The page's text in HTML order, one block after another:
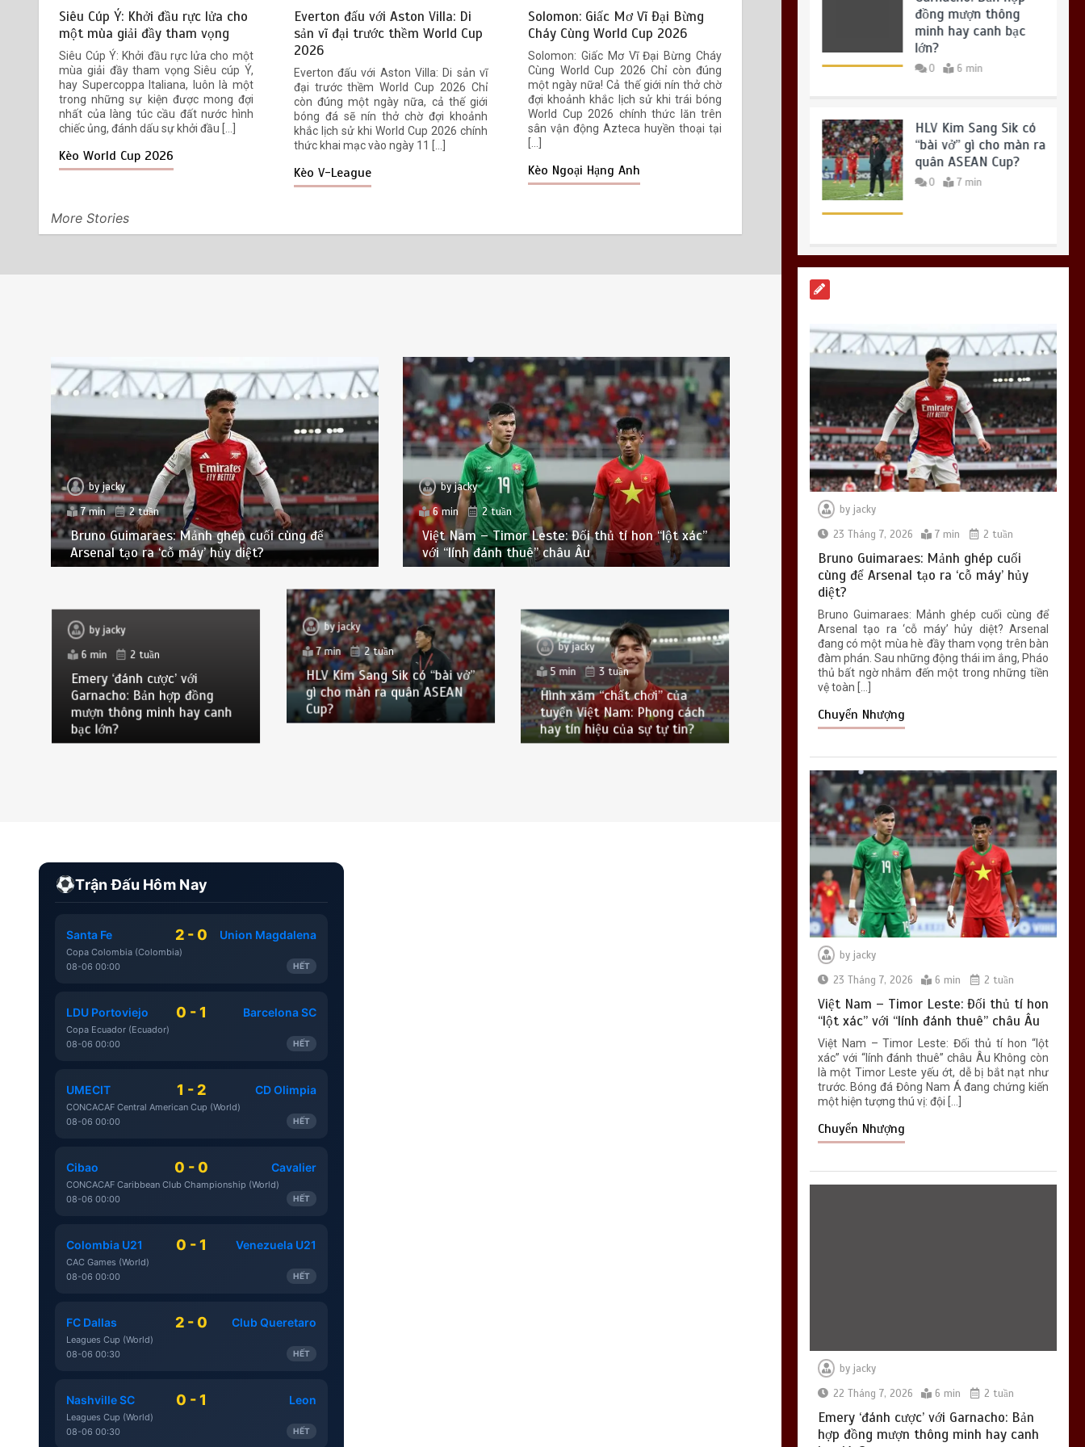
cho màn ra quân ASEAN Cup?
22 Tháng 7, 2026 7 min 2 tuần
5
Hình xăm “chất chơi” của tuyển
Việt Nam: Phong cách hay tín
hiệu của sự tự tin?
Việt Nam – Timor Leste: Đối thủ tí
hon “lột xác” với “lính đánh thuê”
Siêu Cúp Ý: Khởi đầu rực lửa cho
một mùa giải đầy tham vọng
Siêu Cúp Ý: Khởi đầu rực lửa cho một
mùa giải đầy tham vọng Siêu cúp Ý,
hay Supercoppa Italiana, luôn là một
trong những sự kiện được mong đợi
nhất của làng túc cầu đất nước hình
chiếc ủng, đánh dấu sự khởi đầu […]
Kèo World Cup 2026
Everton đấu với Aston Villa: Di
sản vĩ đại trước thềm World Cup
2026
Everton đấu với Aston Villa: Di sản vĩ
đại trước thềm World Cup 2026 Chỉ
còn đúng một ngày nữa, cả thế giới
bóng đá sẽ nín thở chờ đợi khoảnh
khắc lịch sử khi World Cup 2026 chính
thức khai mạc vào ngày 11 […]
Kèo V-League
Solomon: Giấc Mơ Vĩ Đại Bừng
Cháy Cùng World Cup 2026
Solomon: Giấc Mơ Vĩ Đại Bừng Cháy
Cùng World Cup 2026 Chỉ còn đúng
một ngày nữa! Cả thế giới nín thở chờ
đợi khoảnh khắc lịch sử khi trái bóng
World Cup 2026 chính thức lăn trên
sân vận động Azteca huyền thoại tại
[…]
Kèo Ngoại Hạng Anh
More Stories
byjacky
7 min
2 tuần
Bruno Guimaraes: Mảnh ghép cuối cùng để
Arsenal tạo ra ‘cỗ máy’ hủy diệt?
byjacky
6 min
2 tuần
Việt Nam – Timor Leste: Đối thủ tí hon “lột xác”
với “lính đánh thuê” châu Âu
by jacky
6 min
2 tuần
Emery ‘đánh cược’ với
Garnacho: Bản hợp đồng
mượn thông minh hay canh
bạc lớn?
byjacky
7 min
2 tuần
HLV Kim Sang Sik có “bài vở”
gì cho màn ra quân ASEAN
Cup?
byjacky
5 min
3 tuần
Hình xăm “chất chơi” của
tuyển Việt Nam: Phong cách
hay tín hiệu của sự tự tin?
Trận Đấu Hôm Nay
Santa Fe 2 - 0 Union Magdalena
Copa Colombia (Colombia)
08-06 00:00
HẾT
LDU Portoviejo 0 - 1 Barcelona SC
Copa Ecuador (Ecuador)
08-06 00:00
HẾT
UMECIT 1 - 2 CD Olimpia
CONCACAF Central American Cup (World)
08-06 00:00
HẾT
Cibao 0 - 0 Cavalier
CONCACAF Caribbean Club Championship (World)
08-06 00:00
HẾT
Colombia U21 0 - 1 Venezuela U21
CAC Games (World)
08-06 00:00
HẾT
FC Dallas 2 - 0 Club Queretaro
Leagues Cup (World)
08-06 00:30
HẾT
Nashville SC 0 - 1 Leon
Leagues Cup (World)
08-06 00:30
HẾT
đồng mượn thông
minh hay canh bạc
lớn?
0 6 min
HLV Kim Sang Sik có
“bài vở” gì cho màn ra
quân ASEAN Cup?
0 7 min
0 7 min
Việt Nam – Timor
Leste: Đối thủ tí hon
“lột xác” với “lính
đánh thuê” châu Âu
0 6 min
Emery ‘đánh cược’ với
Garnacho: Bản hợp
đồng mượn thông
minh hay canh bạc
lớn?
0 6 min
by jacky
23 Tháng 7, 2026
7 min 2 tuần
Bruno Guimaraes: Mảnh ghép cuối
cùng để Arsenal tạo ra ‘cỗ máy’ hủy
diệt?
Bruno Guimaraes: Mảnh ghép cuối cùng để
Arsenal tạo ra ‘cỗ máy’ hủy diệt? Arsenal
đang có một mùa hè đầy tham vọng trên bàn
đàm phán. Sau những động thái im ắng, Pháo
thủ bất ngờ nhắm đến một trong những tiền
vệ toàn […]
Chuyển Nhượng
by jacky
23 Tháng 7, 2026
6 min 2 tuần
Việt Nam – Timor Leste: Đối thủ tí hon
“lột xác” với “lính đánh thuê” châu Âu
Việt Nam – Timor Leste: Đối thủ tí hon “lột
xác” với “lính đánh thuê” châu Âu Không còn
là một Timor Leste yếu ớt, dễ bị bắt nạt như
trước. Bóng đá Đông Nam Á đang chứng kiến
một hiện tượng thú vị: đội […]
Chuyển Nhượng
by jacky
22 Tháng 7, 2026
6 min 2 tuần
Emery ‘đánh cược’ với Garnacho: Bản
hợp đồng mượn thông minh hay canh